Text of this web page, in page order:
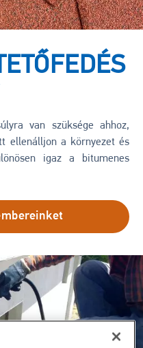
van szüksége ahhoz,
ellenálljon a környezet és
igaz a bitumenes